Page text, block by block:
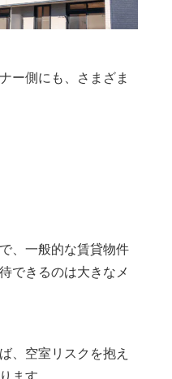
ー側にも、さまざま
、一般的な賃貸物件
できるのは大きなメ
、空室リスクを抱え
ます。